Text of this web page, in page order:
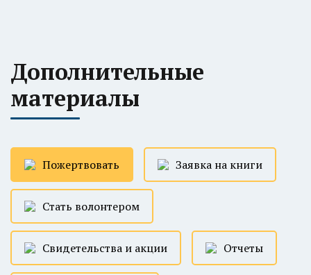
Дополнительные
материалы
Пожертвовать Заявка на книги
Стать волонтером
Свидетельства и акции Отчеты